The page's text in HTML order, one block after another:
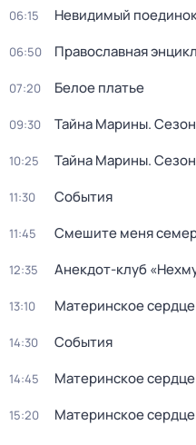
06:15 Невидимый
06:50 Православная
07:20 Белое платье
09:30 Тайна Марины. Сезон
10:25 Тайна Марины. Сезон
11:30 События
11:45 Смешите меня
12:35 Анекдот-клуб
13:10 Материнское сердце
14:30 События
14:45 Материнское сердце
15:20 Материнское сердце